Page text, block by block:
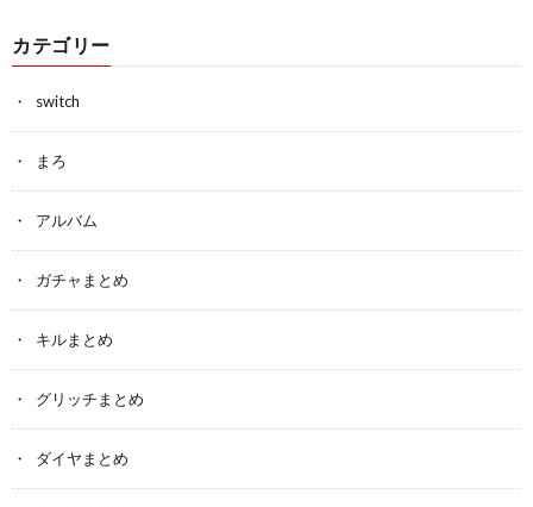
カテゴリー
switch
まろ
アルバム
ガチャまとめ
キルまとめ
グリッチまとめ
ダイヤまとめ